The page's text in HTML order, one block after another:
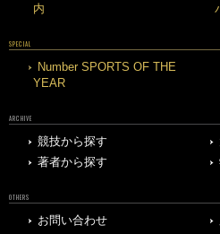
内
SPECIAL
Number SPORTS OF THE
YEAR
ARCHIVE
競技から探す
著者から探す
OTHERS
お問い合わせ